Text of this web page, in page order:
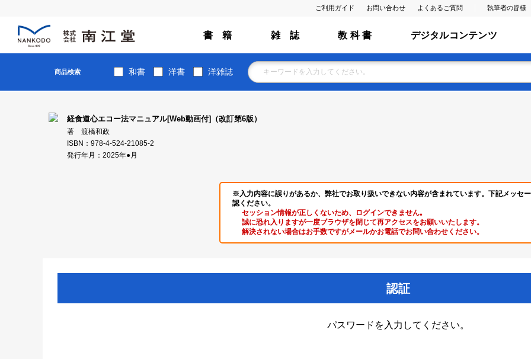
ご利用ガイド お問い合わせ よくあるご質問 執筆者の皆様
書 籍 雑 誌 教 科 書 デジタルコンテンツ
商品検索 和書 洋書 洋雑誌
経食道心エコー法マニュアル[Web動画付]（改訂第6版）
著 渡橋和政
ISBN：978-4-524-21085-2
発行年月：2025年●月
※入力内容に誤りがあるか、弊社でお取り扱いできない内容が含まれています。下記メッセ
認ください。
セッション情報が正しくないため、ログインできません｡
誠に恐れ入りますが一度ブラウザを閉じて再アクセスをお願いいたします。
解決されない場合はお手数ですがメールかお電話でお問い合わせください。
認証
パスワードを入力してください。